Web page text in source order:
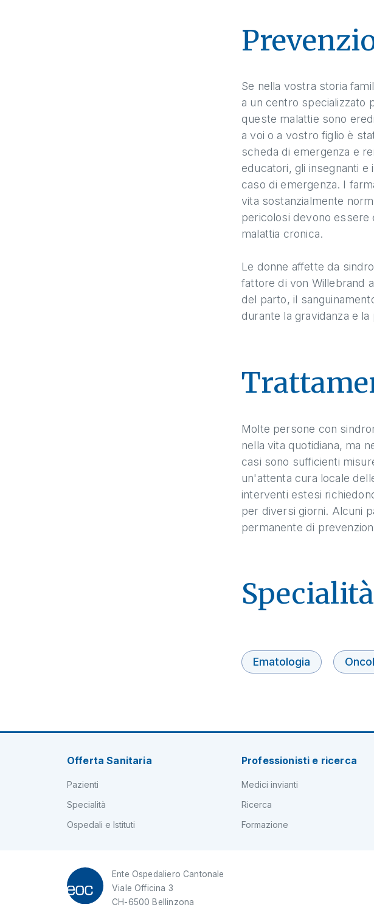
Se nella vostra storia
a un centro specializzato
queste malattie sono
a voi o a vostro figlio è
scheda di emergenza e
educatori, gli insegnanti
caso di emergenza. I
vita sostanzialmente
pericolosi devono
malattia cronica.
Le donne affette da
fattore di von Willebrand
del parto, il
durante la gravidanza e
Molte persone con
nella vita quotidiana, ma
casi sono sufficienti
un'attenta cura locale
interventi estesi
per diversi giorni. Alcuni
permanente di
Ematologia
Offerta Sanitaria
Pazienti
Specialità
Ospedali e Istituti
Professionisti e ricerca
Medici invianti
Ricerca
Formazione
Ente Ospedaliero Cantonale
Viale Officina 3
CH-6500 Bellinzona